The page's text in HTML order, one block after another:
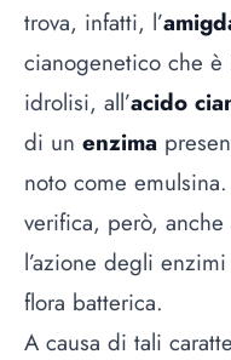
trova, infatti, l’
cianogenetico che
idrolisi, all’acido
di un enzima
noto come
verifica, però, anche
l’azione degli
flora batterica.
A causa di tali